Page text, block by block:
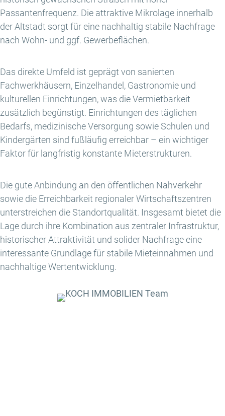
Passantenfrequenz. Die attraktive Mikrolage innerhalb
der Altstadt sorgt für eine nachhaltig stabile Nachfrage
nach Wohn- und ggf. Gewerbeflächen.
Das direkte Umfeld ist geprägt von sanierten
Fachwerkhäusern, Einzelhandel, Gastronomie und
kulturellen Einrichtungen, was die Vermietbarkeit
zusätzlich begünstigt. Einrichtungen des täglichen
Bedarfs, medizinische Versorgung sowie Schulen und
Kindergärten sind fußläufig erreichbar – ein wichtiger
Faktor für langfristig konstante Mieterstrukturen.
Die gute Anbindung an den öffentlichen Nahverkehr
sowie die Erreichbarkeit regionaler Wirtschaftszentren
unterstreichen die Standortqualität. Insgesamt bietet die
Lage durch ihre Kombination aus zentraler Infrastruktur,
historischer Attraktivität und solider Nachfrage eine
interessante Grundlage für stabile Mieteinnahmen und
nachhaltige Wertentwicklung.